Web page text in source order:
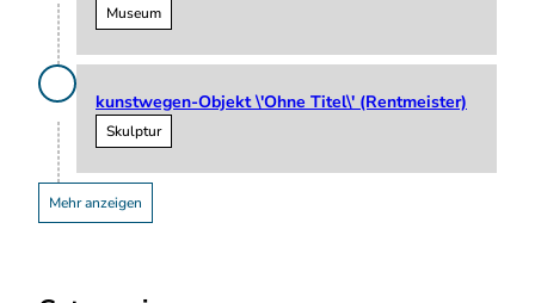
Museum
kunstwegen-Objekt \'Ohne Titel\' (Rentmeister)
Skulptur
Mehr anzeigen